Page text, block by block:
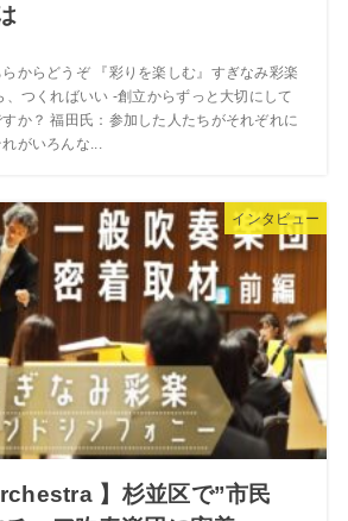
からどうぞ 『彩りを楽しむ』すぎなみ彩楽
、つくればいい -創立からずっと大切にして
か？ 福田氏：参加した人たちがそれぞれに
がいろんな...
インタビュー
】杉並区で”市民